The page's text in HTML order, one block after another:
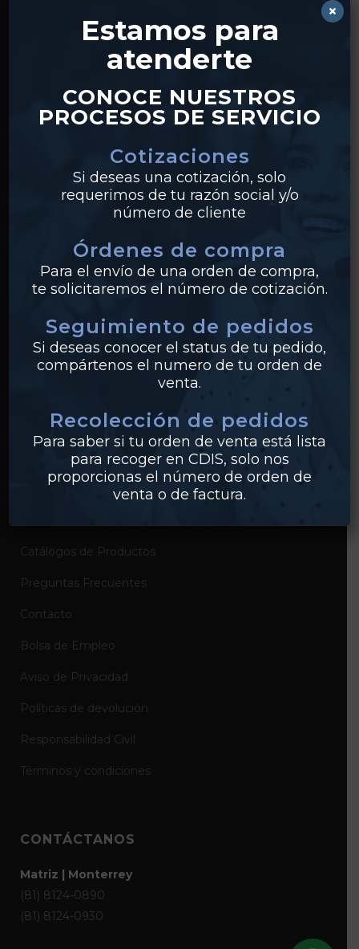
como bridas, válvulas, tubería y conexiones de acero al
carbón, acero inoxidable y pvc. Con distribución desde
nuestros centros en Monterrey y Guadalajara,
realizamos envíos a clientes en todo México.
Válvulas
Bridas
PVC
EMPRESA
Sobre Industrias Miller
Catálogos de Productos
Preguntas Frecuentes
Contacto
Bolsa de Empleo
Aviso de Privacidad
Políticas de devolución
Responsabilidad Civil
Términos y condiciones
CONTÁCTANOS
Matriz | Monterrey
(81) 8124-0890
(81) 8124-0930
Estamos para
atenderte
CONOCE NUESTROS
PROCESOS DE SERVICIO
Cotizaciones
Si deseas una cotización, solo
requerimos de tu razón social y/o
número de cliente
Órdenes de compra
Para el envío de una orden de compra,
te solicitaremos el número de cotización.
Seguimiento de pedidos
Si deseas conocer el status de tu pedido,
compártenos el numero de tu orden de
venta.
Recolección de pedidos
Para saber si tu orden de venta está lista
para recoger en CDIS, solo nos
proporcionas el número de orden de
venta o de factura.
×